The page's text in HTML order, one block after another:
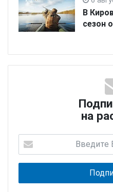
В
сезон
на